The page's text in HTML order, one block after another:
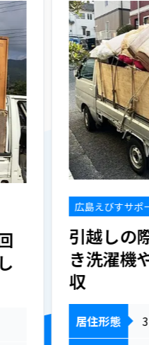
広島えびすサポ
引越しの
き洗濯機
収
居住形態